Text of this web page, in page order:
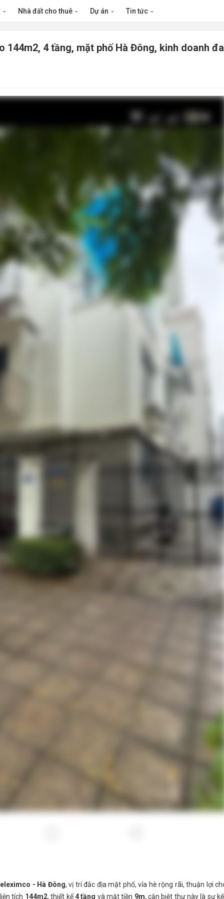
Nhà đất cho thuê Dự án Tin tức
144m2, 4 tầng, mặt phố Hà Đông, kinh doanh đa
- Hà Đông, vị trí đắc địa mặt phố, vỉa hè rộng rãi, thuận lợi
tích 144m2, thiết kế4 tầng và mặt tiền 9m, căn biệt thự này là sự